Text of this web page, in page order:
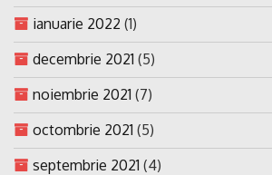
ianuarie 2022 (1)
decembrie 2021 (5)
noiembrie 2021 (7)
octombrie 2021 (5)
septembrie 2021 (4)